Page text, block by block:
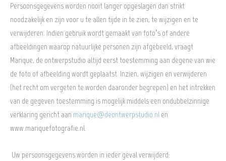
Persoonsgegevens worden nooit langer opgeslagen dan strikt
noodzakelijk en zijn voor u te allen tijde in te zien, te wijzigen en te
verwijderen. Indien gebruik wordt gemaakt van foto’s of andere
afbeeldingen waarop natuurlijke personen zijn afgebeeld, vraagt
Marique, de ontwerpstudio altijd eerst toestemming aan degene van wie
de foto of afbeelding wordt geplaatst. Inzien, wijzigen en verwijderen
(het recht om vergeten te worden daaronder begrepen) en het intrekken
van de gegeven toestemming is mogelijk middels een ondubbelzinnige
verklaring gericht aan marique@deontwerpstudio.nl en
www.mariquefotografie.nl.
Uw persoonsgegevens worden in ieder geval verwijderd: